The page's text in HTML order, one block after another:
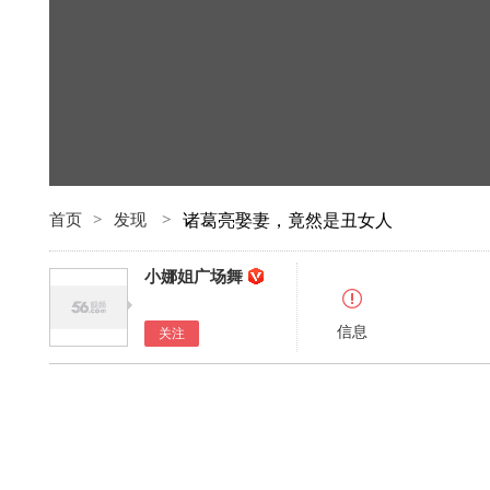
首页 > 发现 > 诸葛亮娶妻，竟然是丑女人
小娜姐广场舞
关注 信息